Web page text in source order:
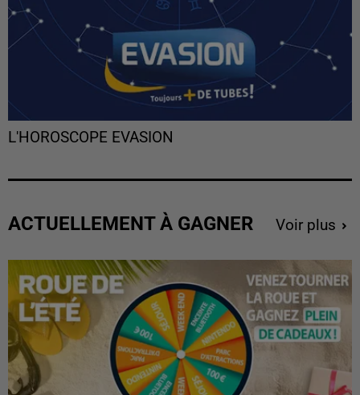
L'HOROSCOPE EVASION
ACTUELLEMENT À GAGNER Voir plus